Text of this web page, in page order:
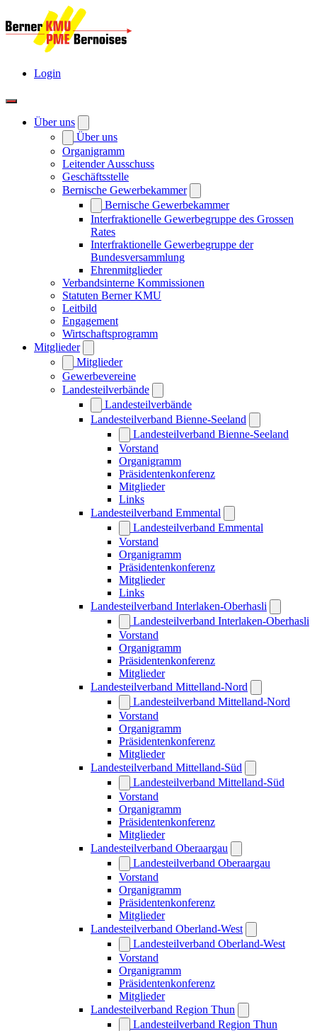
Login
Über uns
Über uns
Organigramm
Leitender Ausschuss
Geschäftsstelle
Bernische Gewerbekammer
Bernische Gewerbekammer
Interfraktionelle Gewerbegruppe des Grossen
Rates
Interfraktionelle Gewerbegruppe der
Bundesversammlung
Ehrenmitglieder
Verbandsinterne Kommissionen
Statuten Berner KMU
Leitbild
Engagement
Wirtschaftsprogramm
Mitglieder
Mitglieder
Gewerbevereine
Landesteilverbände
Landesteilverbände
Landesteilverband Bienne-Seeland
Landesteilverband Bienne-Seeland
Vorstand
Organigramm
Präsidentenkonferenz
Mitglieder
Links
Landesteilverband Emmental
Landesteilverband Emmental
Vorstand
Organigramm
Präsidentenkonferenz
Mitglieder
Links
Landesteilverband Interlaken-Oberhasli
Landesteilverband Interlaken-Oberhasli
Vorstand
Organigramm
Präsidentenkonferenz
Mitglieder
Landesteilverband Mittelland-Nord
Landesteilverband Mittelland-Nord
Vorstand
Organigramm
Präsidentenkonferenz
Mitglieder
Landesteilverband Mittelland-Süd
Landesteilverband Mittelland-Süd
Vorstand
Organigramm
Präsidentenkonferenz
Mitglieder
Landesteilverband Oberaargau
Landesteilverband Oberaargau
Vorstand
Organigramm
Präsidentenkonferenz
Mitglieder
Landesteilverband Oberland-West
Landesteilverband Oberland-West
Vorstand
Organigramm
Präsidentenkonferenz
Mitglieder
Landesteilverband Region Thun
Landesteilverband Region Thun